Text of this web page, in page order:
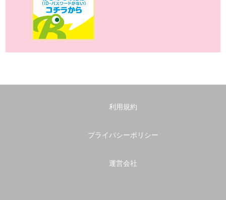
利用規約
プライバシーポリシー
運営会社